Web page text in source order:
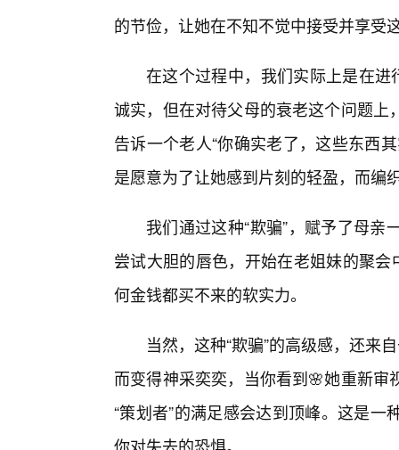
的节俭，让她在不知不觉中接受并享受
在这个过程中，我们实际上是在进
诚实，但在对待父母的衰老这个问题
告诉一个老人“你确实老了，这些东西
是愿意为了让她感到片刻的轻盈，而编
我们通过这种“欺骗”，赋予了母
尝试大胆的唇色，开始在老姐妹的聚
何金钱都买不来的软实力。
当然，这种“欺骗”的高级感，还来
而变得神采奕奕，当你看到🌸她重新
“策划者”的满足感会达到顶峰。这是